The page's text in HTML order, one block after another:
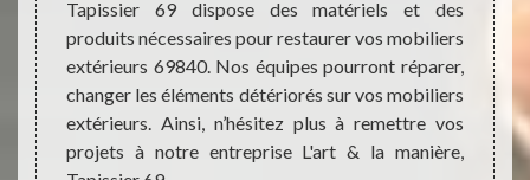
et
Tapissier 69 dispose des matériels et des
produits nécessaires pour restaurer vos mobiliers
extérieurs 69840. Nos équipes pourront réparer,
changer les éléments détériorés sur vos mobiliers
extérieurs. Ainsi, n’hésitez plus à remettre vos
projets à notre entreprise L'art & la manière,
de
Jullie.